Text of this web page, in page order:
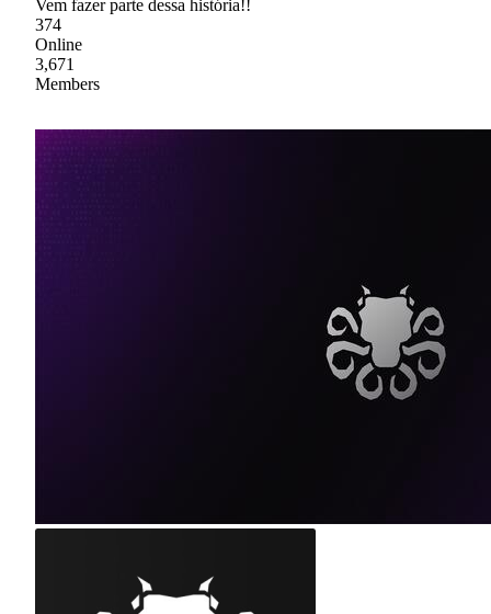
Vem fazer parte dessa história!!
374
Online
3,671
Members